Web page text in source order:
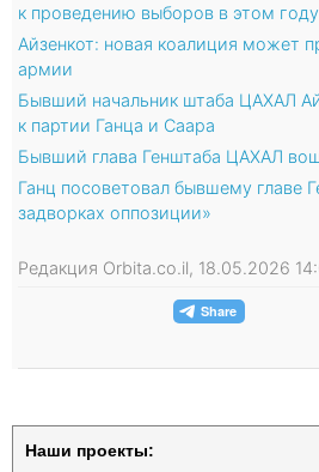
к проведению выборов в этом году
Айзенкот: новая коалиция может
армии
Бывший начальник штаба ЦАХАЛ
к партии Ганца и Саара
Бывший глава Генштаба ЦАХАЛ
Ганц посоветовал бывшему главе
задворках оппозиции»
Редакция Orbita.co.il, 18.05.2026
Наши проекты: